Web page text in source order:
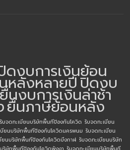
ดงบการเงินย้อน
หลังหลายปีปิดงบ
ยื่นงบการเงินล่าช้า
ยื่นภาษีย้อนหลัง
รับจดทะเบียนบริษัทพื้นทีป้องกันโควิด รับจดทะเบียน
บียนบริษัทพื้นทีป้องกันโควิดนครพนม รับจดทะเบียน
ยนบริษัทพื้นทีป้องกันโควิดบึงกาฬ รับจดทะเบียนบริษัท
ริษัทพื้นทีป้องกันโควิดพังงา รับจดทะเบียนบริษัทพื้นที